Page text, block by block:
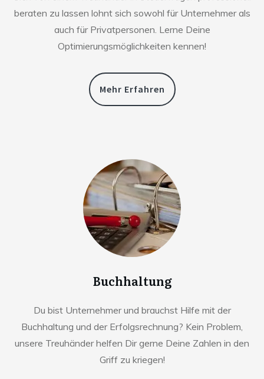
beraten zu lassen lohnt sich sowohl für Unternehmer als
auch für Privatpersonen. Lerne Deine
Optimierungsmöglichkeiten kennen!
Mehr Erfahren
Buchhaltung
Du bist Unternehmer und brauchst Hilfe mit der
Buchhaltung und der Erfolgsrechnung? Kein Problem,
unsere Treuhänder helfen Dir gerne Deine Zahlen in den
Griff zu kriegen!